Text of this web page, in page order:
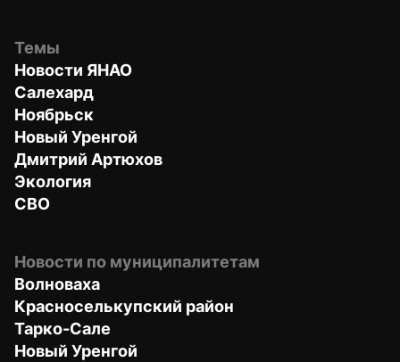
Темы
Новости ЯНАО
Салехард
Ноябрьск
Новый Уренгой
Дмитрий Артюхов
Экология
СВО
Новости по муниципалитетам
Волноваха
Красноселькупский район
Тарко-Сале
Новый Уренгой